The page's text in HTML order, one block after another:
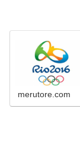
merutore.com